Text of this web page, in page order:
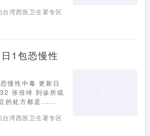
台湾西医卫生署专区
1包恐慢性
慢性中毒 更新日
张倍绮 到诊所或
的处方都是......
台湾西医卫生署专区